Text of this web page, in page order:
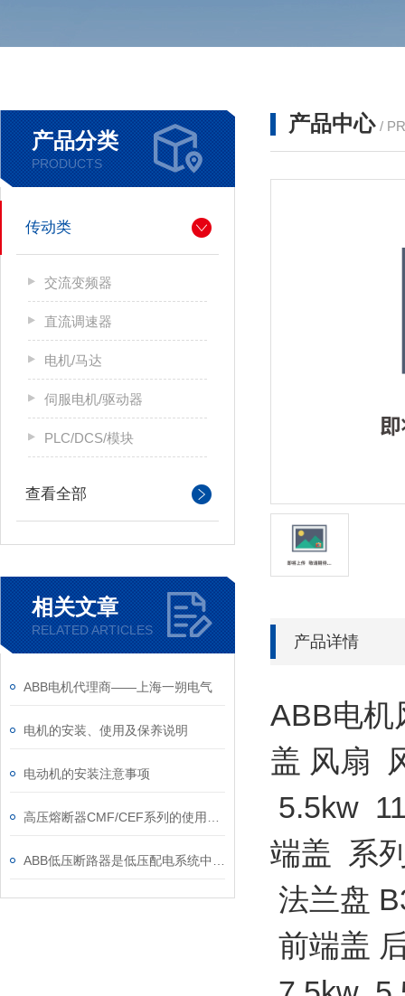
产品分类
PRODUCTS
传动类
交流变频器
直流调速器
电机/马达
伺服电机/驱动器
PLC/DCS/模块
查看全部
相关文章
RELATED ARTICLES
ABB电机代理商——上海一朔电气
电机的安装、使用及保养说明
电动机的安装注意事项
产品中心 /
产品详情
ABB电
盖 风扇
5.5kw
端盖 系
法兰盘
前端盖